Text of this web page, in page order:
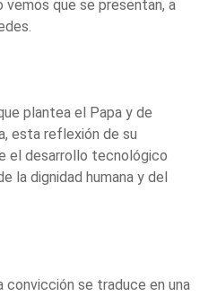
vemos que se presentan, a
plantea el Papa y de
esta reflexión de su
el desarrollo tecnológico
la dignidad humana y del
convicción se traduce en una